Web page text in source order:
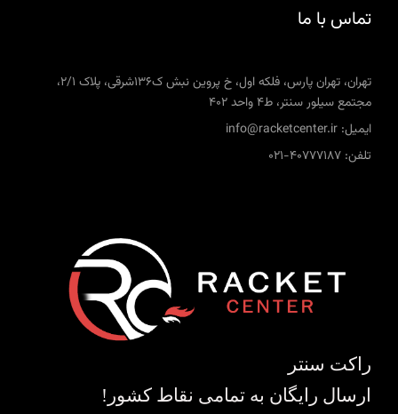
تماس با ما
تهران، تهران پارس، فلکه اول، خ پروین نبش ک136شرقی، پلاک 2/1،
مجتمع سیلور سنتر، ط4 واحد 402
ایمیل: info@racketcenter.ir
تلفن: 40777187-021
راکت سنتر
ارسال رایگان به تمامی نقاط کشور!